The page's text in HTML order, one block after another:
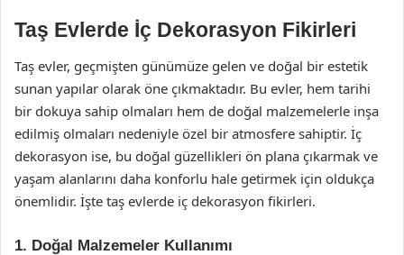
Taş Evlerde İç Dekorasyon Fikirleri
Taş evler, geçmişten günümüze gelen ve doğal bir estetik
sunan yapılar olarak öne çıkmaktadır. Bu evler, hem tarihi
bir dokuya sahip olmaları hem de doğal malzemelerle inşa
edilmiş olmaları nedeniyle özel bir atmosfere sahiptir. İç
dekorasyon ise, bu doğal güzellikleri ön plana çıkarmak ve
yaşam alanlarını daha konforlu hale getirmek için oldukça
önemlidir. İşte taş evlerde iç dekorasyon fikirleri.
1. Doğal Malzemeler Kullanımı